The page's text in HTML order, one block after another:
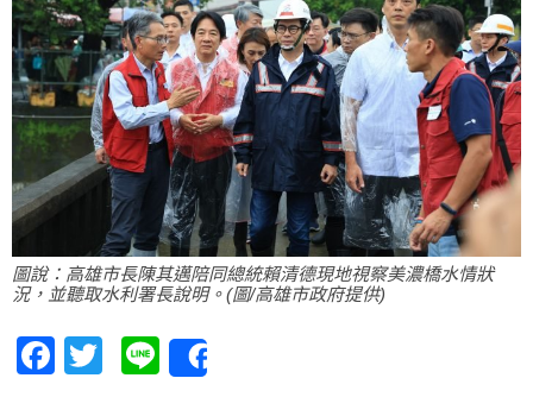
圖說：高雄市長陳其邁陪同總統賴清德現地視察美濃橋水情狀
況，並聽取水利署長說明。(圖/高雄市政府提供)
Facebook
Twitter
Line